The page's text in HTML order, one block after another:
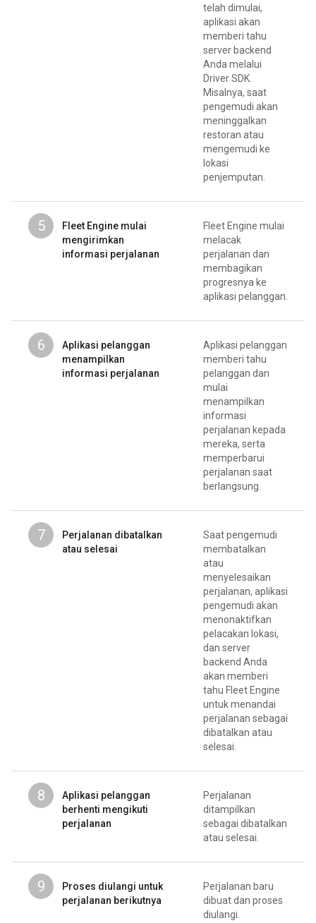
telah dimulai,
aplikasi akan
memberi tahu
server backend
Anda melalui
Driver SDK.
Misalnya, saat
pengemudi akan
meninggalkan
restoran atau
mengemudi ke
lokasi
penjemputan.
5
Fleet Engine mulai
mengirimkan
informasi perjalanan
Fleet Engine mulai
melacak
perjalanan dan
membagikan
progresnya ke
aplikasi pelanggan.
6
Aplikasi pelanggan
menampilkan
informasi perjalanan
Aplikasi pelanggan
memberi tahu
pelanggan dan
mulai
menampilkan
informasi
perjalanan kepada
mereka, serta
memperbarui
perjalanan saat
berlangsung.
7
Perjalanan dibatalkan
atau selesai
Saat pengemudi
membatalkan
atau
menyelesaikan
perjalanan, aplikasi
pengemudi akan
menonaktifkan
pelacakan lokasi,
dan server
backend Anda
akan memberi
tahu Fleet Engine
untuk menandai
perjalanan sebagai
dibatalkan atau
selesai.
8
Aplikasi pelanggan
berhenti mengikuti
perjalanan
Perjalanan
ditampilkan
sebagai dibatalkan
atau selesai.
9
Proses diulangi untuk
perjalanan berikutnya
Perjalanan baru
dibuat dan proses
diulangi.